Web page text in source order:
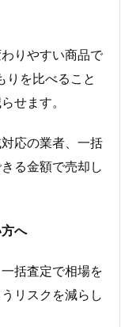
りやすい商品で
りを比べること
せます。
応の業者、一括
る金額で売却し
へ
括査定で相場を
リスクを減らし